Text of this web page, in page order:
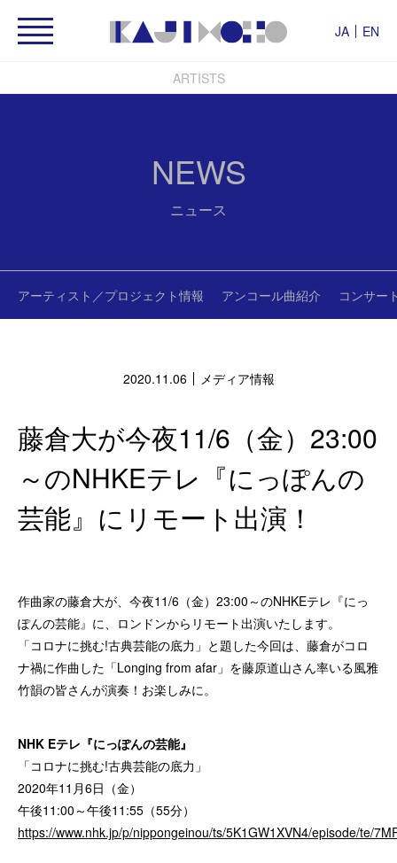
JA EN
ARTISTS
NEWS
ニュース
アーティスト／プロジェクト情報 アンコール曲紹介 コンサー
2020.11.06 メディア情報
藤倉大が今夜11/6（金）23:00
～のNHKEテレ『にっぽんの
芸能』にリモート出演！
作曲家の藤倉大が、今夜11/6（金）23:00～のNHKEテレ『にっ
ぽんの芸能』に、ロンドンからリモート出演いたします。
「コロナに挑む!古典芸能の底力」と題した今回は、藤倉がコロ
ナ禍に作曲した「Longing from afar」を藤原道山さん率いる風雅
竹韻の皆さんが演奏！お楽しみに。
NHK Eテレ『にっぽんの芸能』
「コロナに挑む!古典芸能の底力」
2020年11月6日（金）
午後11:00～午後11:55（55分）
https://www.nhk.jp/p/nippongeinou/ts/5K1GW1XVN4/episode/te/